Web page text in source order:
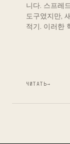
니다. 스프레
도구였지만,
적기. 이러한
ЧИТАТЬ→